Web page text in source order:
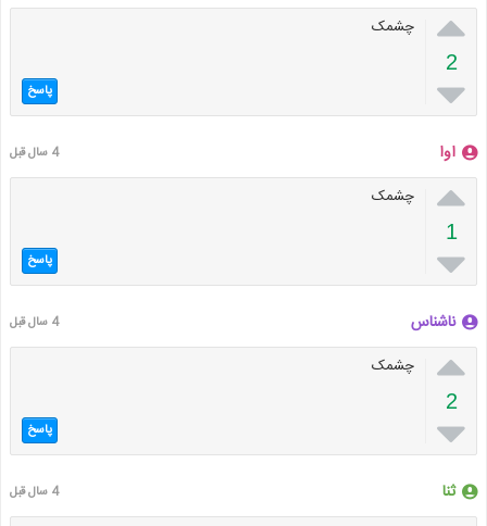

2

چشمک
پاسخ
اوا 4 سال قبل

1

چشمک
پاسخ
ناشناس 4 سال قبل

2

چشمک
پاسخ
ثنا 4 سال قبل